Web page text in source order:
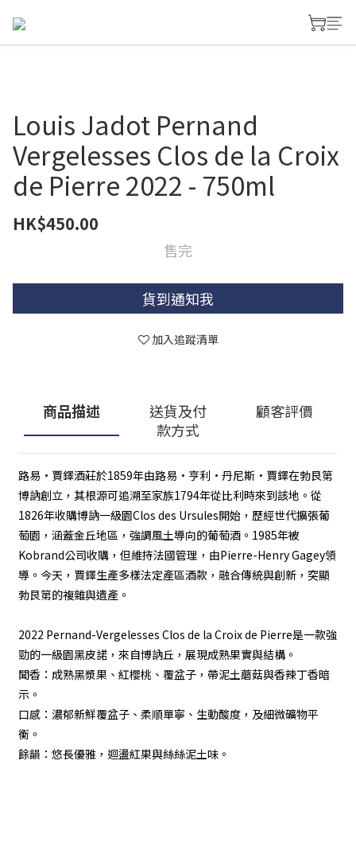
Louis Jadot Pernand
Vergelesses Clos de la Croix
de Pierre 2022 - 750ml
HK$450.00
售完
貨到通知我
加入追蹤清單
商品描述
送貨及付
款方式
顧客評價
路易·賈鐸酒莊於1859年由路易·亨利·丹尼斯·賈鐸在勃艮第
博訥創立，其根源可追溯至家族1794年從比利時來到該地。從
1826年收購博訥一級園Clos des Ursules開始，歷經世代擴張葡
萄園，涵蓋金丘地區，強調風土導向的葡萄酒。1985年被
Kobrand公司收購，但維持法國管理，由Pierre-Henry Gagey領
導。今天，賈鐸生產多樣法定產區酒款，融合傳統與創新，突顯
勃艮第的複雜與遺產。
2022 Pernand-Vergelesses Clos de la Croix de Pierre是一款強
勁的一級園黑皮諾，來自博訥丘，展現成熟果實與結構。
聞香：成熟黑漿果、紅櫻桃、覆盆子，帶泥土蘑菇與香辣丁香暗
示。
口感：濃郁新鮮覆盆子、柔順單寧、生動酸度，及細微礦物平
衡。
餘韻：悠長優雅，迴盪紅果與絲絲泥土味。